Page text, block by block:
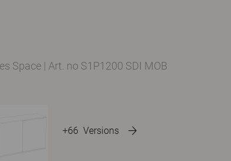
+66 Versions
Space | Art. no S1P1200 SDI MOB